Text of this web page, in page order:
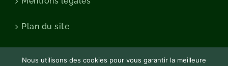
Plan du site
Nous utilisons des cookies pour vous garantir la meilleure